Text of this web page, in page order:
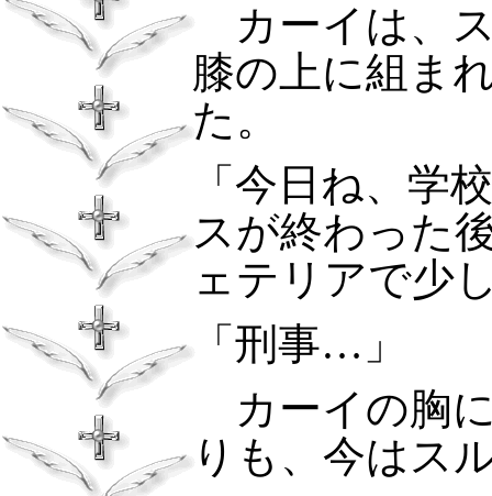
カーイは、
膝の上に組ま
た。
「今日ね、学
スが終わった
ェテリアで少
「刑事…」
カーイの胸
りも、今はス